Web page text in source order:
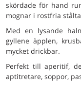
skördade för hand
mognar i rostfria
Med en lysande
gyllene äpplen,
mycket drickbar.
Perfekt till aperitif,
aptitretare, soppor,